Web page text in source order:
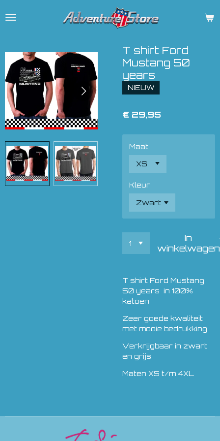
direct
hoofdinhoud
T shirt Ford
Mustang 50
years
NIEUW
€ 29,95
Maat
Kleur
In
winkelwagen
T shirt Ford Mustang
50 years in 100%
katoen
Zeer goede kwaliteit
met mooie bedrukking
Verkrijgbaar in zwart
en grijs
Maten XS t/m 4XL